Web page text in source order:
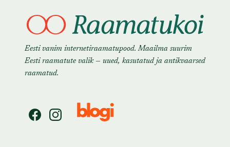
Eesti vanim internetiraamatupood. Maailma suurim
Eesti raamatute valik — uued, kasutatud ja antikvaarsed
raamatud.